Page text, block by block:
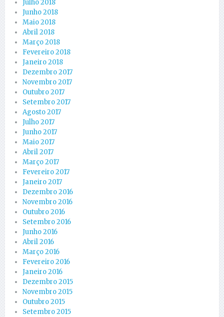
Julho 2018
Junho 2018
Maio 2018
Abril 2018
Março 2018
Fevereiro 2018
Janeiro 2018
Dezembro 2017
Novembro 2017
Outubro 2017
Setembro 2017
Agosto 2017
Julho 2017
Junho 2017
Maio 2017
Abril 2017
Março 2017
Fevereiro 2017
Janeiro 2017
Dezembro 2016
Novembro 2016
Outubro 2016
Setembro 2016
Junho 2016
Abril 2016
Março 2016
Fevereiro 2016
Janeiro 2016
Dezembro 2015
Novembro 2015
Outubro 2015
Setembro 2015